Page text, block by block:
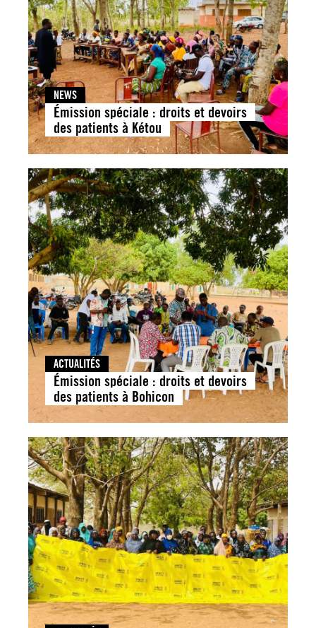
NEWS
Émission spéciale : droits et devoirs
des patients à Kétou
ACTUALITÉS
Émission spéciale : droits et devoirs
des patients à Bohicon